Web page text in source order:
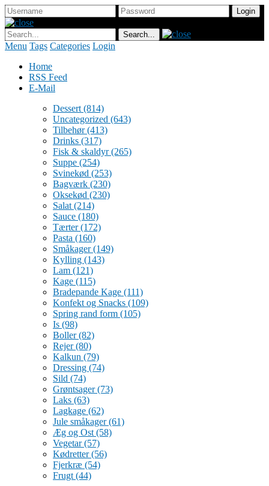
Menu Tags Categories Login
Home
RSS Feed
E-Mail
Dessert (814)
Uncategorized (643)
Tilbehør(413)
Drinks (317)
Fisk & skaldyr(265)
Suppe (254)
Svinekød (253)
Bagværk (230)
Oksekød (230)
Salat (214)
Sauce (180)
Tærter(172)
Pasta (160)
Småkager(149)
Kylling (143)
Lam (121)
Kage (115)
Bradepande Kage (111)
Konfekt og Snacks (109)
Spring rand form (105)
Is (98)
Boller(82)
Rejer(80)
Kalkun (79)
Dressing (74)
Sild (74)
Grøntsager(73)
Laks (63)
Lagkage (62)
Jule småkager(61)
Æg og Ost (58)
Vegetar(57)
Kødretter(56)
Fjerkræ (54)
Frugt (44)